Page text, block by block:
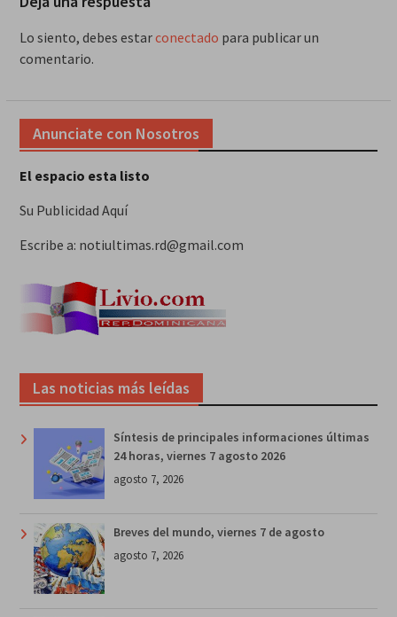
Lo siento, debes estarconectado para publicar un
comentario.
Anunciate con Nosotros
El espacio esta listo
Su Publicidad Aquí
Escribe a: notiultimas.rd@gmail.com
Las noticias más leídas
Síntesis de principales informaciones últimas
24 horas, viernes 7 agosto 2026
agosto 7, 2026
Breves del mundo, viernes 7 de agosto
agosto 7, 2026